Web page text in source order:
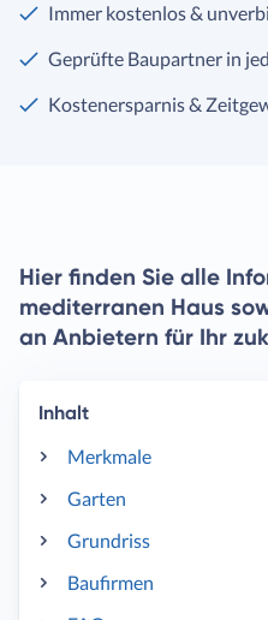
Immer kostenlos &
Geprüfte Baupartner in
Kostenersparnis &
Hier finden Sie alle
mediterranen Haus
an Anbietern für Ihr
Inhalt
Merkmale
Garten
Grundriss
Baufirmen